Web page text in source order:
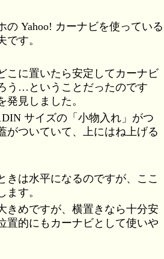
の Yahoo! カーナビを使っている
です。
こに置いたら安定してカーナビ
う…ということだったのです
発見しました。
サイズの「小物入れ」がつ
がついていて、上にはね上げる
きは水平になるのですが、ここ
ます。
きめですが、横置きなら十分安
置的にもカーナビとして使いや